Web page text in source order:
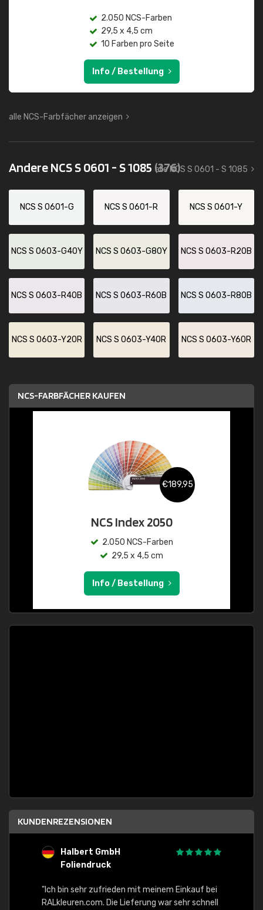
2.050 NCS-Farben
29,5 x 4,5 cm
10 Farben pro Seite
Info / Bestellung
alle NCS-Farbfächer anzeigen
Andere NCS S 0601 - S 1085 (376)
alle NCS S 0601 - S 1085
NCS S 0601-G NCS S 0601-R NCS S 0601-Y
NCS S 0603-G40Y NCS S 0603-G80Y NCS S 0603-R20B
NCS S 0603-R40B NCS S 0603-R60B NCS S 0603-R80B
NCS S 0603-Y20R NCS S 0603-Y40R NCS S 0603-Y60R
NCS-FARBFÄCHER KAUFEN
€189,95
NCS Index 2050
2.050 NCS-Farben
29,5 x 4,5 cm
Info / Bestellung
KUNDENREZENSIONEN
Halbert GmbH
Foliendruck
"Ich bin sehr zufrieden mit meinem Einkauf bei
RALkleuren.com. Die Lieferung war sehr schnell